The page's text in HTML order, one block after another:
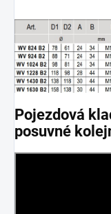
Pojezdová
posuvné